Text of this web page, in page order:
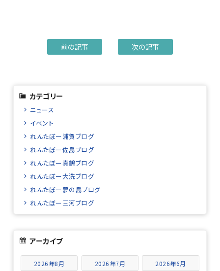
前の記事 次の記事
カテゴリー
ニュース
イベント
れんたぼー浦賀ブログ
れんたぼー佐島ブログ
れんたぼー真鶴ブログ
れんたぼー大洗ブログ
れんたぼー夢の島ブログ
れんたぼー三河ブログ
アーカイブ
2026年8月 2026年7月 2026年6月